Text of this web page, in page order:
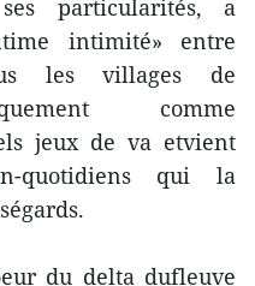
particularités, a
intimité» entre
les villages de
comme
jeux de va etvient
quotidiens qui la
du delta dufleuve